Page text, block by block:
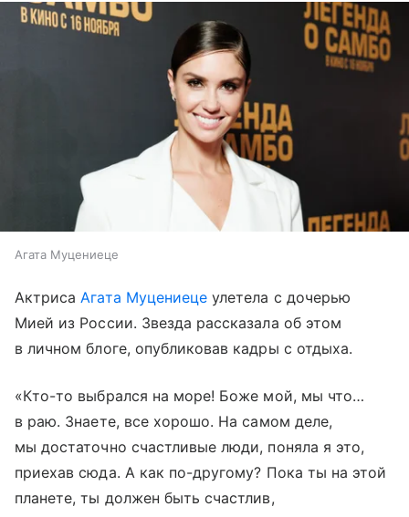
Агата Муцениеце
АктрисаАгата Муцениеце улетела с дочерью
Мией из России. Звезда рассказала об этом
в личном блоге, опубликовав кадры с отдыха.
«Кто-то выбрался на море! Боже мой, мы что…
в раю. Знаете, все хорошо. На самом деле,
мы достаточно счастливые люди, поняла я это,
приехав сюда. А как по-другому? Пока ты на этой
планете, ты должен быть счастлив,